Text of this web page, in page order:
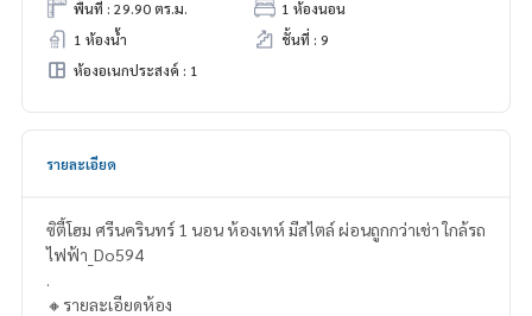
พื้นที่ : 29.90 ตร.ม.
1 ห้องนอน
1 ห้องน้ำ
ชั้นที่ : 9
ห้องอเนกประสงค์ : 1
รายละเอียด
ซิตี้โฮม ศรีนครินทร์ 1 นอน ห้องเทห์ มีสไตล์ ผ่อนถูกกว่าเช่า ใกล้รถ
ไฟฟ้า_Do594
.
🔸รายละเอียดห้อง